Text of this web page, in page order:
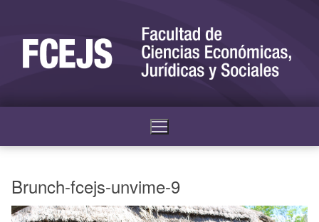
Brunch-fcejs-unvime-9